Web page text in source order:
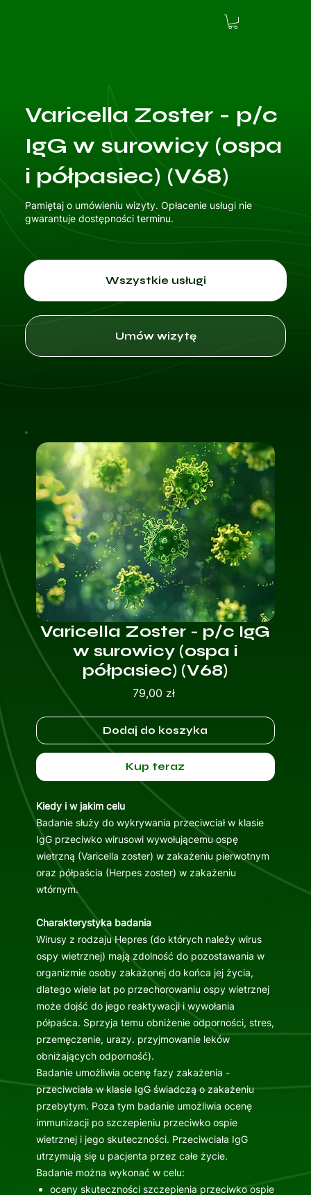
Varicella Zoster - p/c
IgG w surowicy (ospa
i półpasiec) (V68)
Pamiętaj o umówieniu wizyty. Opłacenie usługi nie
gwarantuje dostępności terminu.
Wszystkie usługi
Umów wizytę
Varicella Zoster - p/c IgG
w surowicy (ospa i
półpasiec) (V68)
79,00 złCena
Dodaj do koszyka
Kup teraz
Kiedy i w jakim celu
Badanie służy do wykrywania przeciwciał w klasie
IgG przeciwko wirusowi wywołującemu ospę
wietrzną (Varicella zoster) w zakażeniu pierwotnym
oraz półpaścia (Herpes zoster) w zakażeniu
wtórnym.
Charakterystyka badania
Wirusy z rodzaju Hepres (do których należy wirus
ospy wietrznej) mają zdolność do pozostawania w
organizmie osoby zakażonej do końca jej życia,
dlatego wiele lat po przechorowaniu ospy wietrznej
może dojść do jego reaktywacji i wywołania
półpaśca. Sprzyja temu obniżenie odporności, stres,
przemęczenie, urazy. przyjmowanie leków
obniżających odporność).
Badanie umożliwia ocenę fazy zakażenia -
przeciwciała w klasie IgG świadczą o zakażeniu
przebytym. Poza tym badanie umożliwia ocenę
immunizacji po szczepieniu przeciwko ospie
wietrznej i jego skuteczności. Przeciwciała IgG
utrzymują się u pacjenta przez całe życie.
Badanie można wykonać w celu:
oceny skuteczności szczepienia przeciwko ospie